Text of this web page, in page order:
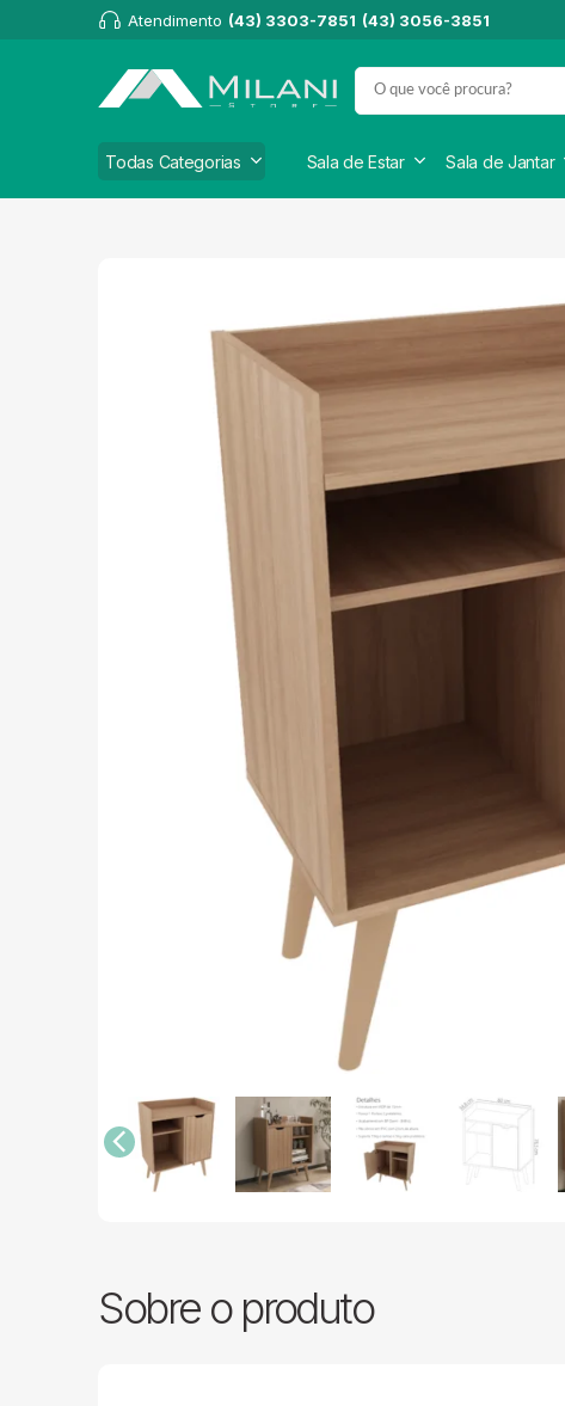
Atendimento (43) 3303-7851 (43) 3056-3851
Todas Categorias Sala de Estar Sala de Jantar
Sobre o produto